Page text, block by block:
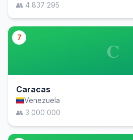
👥 4 837 295
7
C
Caracas
Venezuela
👥 3 000 000